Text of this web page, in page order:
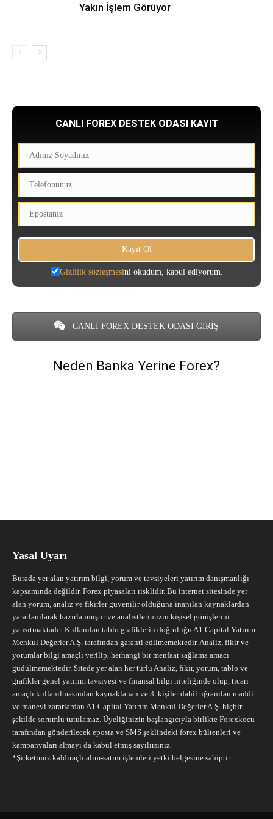
Yakın İşlem Görüyor
CANLI FOREX DESTEK ODASI KAYIT
Gizlilik sözleşmesini okudum, kabul ediyorum.
CANLI FOREX DESTEK ODASI GİRİŞ
Neden Banka Yerine Forex?
Yasal Uyarı
Burada yer alan yatırım bilgi, yorum ve tavsiyeleri yatırım danışmanlığı
kapsamında değildir. Forex piyasaları risklidir. Bu internet sitesinde yer
alan yorum, analiz ve fikirler güvenilir olduğuna inanılan kaynaklardan
yararlanılarak hazırlanmıştır ve analistlerimizin kişisel görüşlerini
yansıtmaktadır. Kullanılan tablo grafiklerin doğruluğu A1 Capital Yatırım
Menkul Değerler A.Ş. tarafından garanti edilmemektedir. Analiz, fikir ve
yorumlar bilgi amaçlı verilip, herhangi bir menfaat sağlama amacı
güdülmemektedir. Sitede yer alan her türlü Analiz, fikir, yorum, tablo ve
grafikler genel yatırım tavsiyesi ve finansal bilgi niteliğinde olup, ticari
amaçlı kullanılmasından kaynaklanan ve 3. kişiler dahil uğranılan maddi
ve manevi zararlardan A1 Capital Yatırım Menkul Değerler A.Ş. hiçbir
şekilde sorumlu tutulamaz. Üyeliğinizin başlangıcıyla birlikte Forexkocu
tarafından gönderilecek eposta ve SMS şeklindeki forex bültenleri ve
kampanyaları almayı da kabul etmiş sayılırsınız.
*Şirketimiz kaldıraçlı alım-satım işlemleri yetki belgesine sahiptir.